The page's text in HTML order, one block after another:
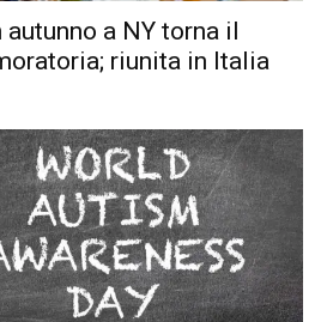
a NY torna il
riunita in Italia